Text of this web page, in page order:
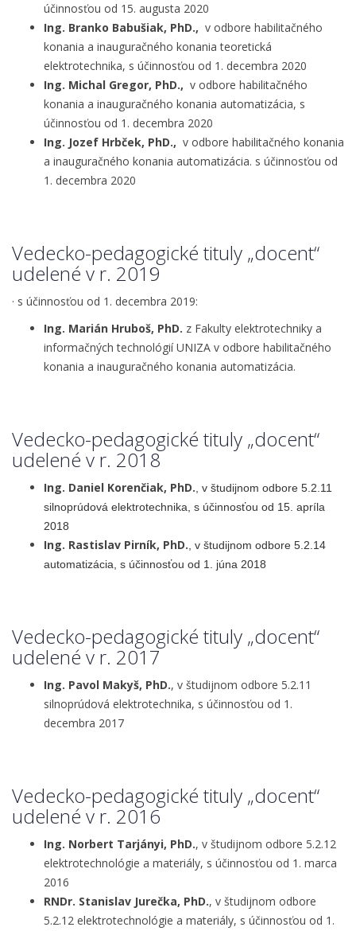
účinnosťou od 15. augusta 2020
Ing. Branko Babušiak, PhD., v odbore habilitačného
konania a inauguračného konania teoretická
elektrotechnika, s účinnosťou od 1. decembra 2020
Ing. Michal Gregor, PhD., v odbore habilitačného
konania a inauguračného konania automatizácia, s
účinnosťou od 1. decembra 2020
Ing. Jozef Hrbček, PhD., v odbore habilitačného konania
a inauguračného konania automatizácia. s účinnosťou od
1. decembra 2020
Vedecko-pedagogické tituly „docent“
udelené v r. 2019
· s účinnosťou od 1. decembra 2019:
Ing. Marián Hruboš, PhD. z Fakulty elektrotechniky a
informačných technológií UNIZA v odbore habilitačného
konania a inauguračného konania automatizácia.
Vedecko-pedagogické tituly „docent“
udelené v r. 2018
Ing. Daniel Korenčiak, PhD. , v študijnom odbore 5.2.11
silnoprúdová elektrotechnika, s účinnosťou od 15. apríla
2018
Ing. Rastislav Pirník, PhD. , v študijnom odbore 5.2.14
automatizácia, s účinnosťou od 1. júna 2018
Vedecko-pedagogické tituly „docent“
udelené v r. 2017
Ing. Pavol Makyš, PhD., v študijnom odbore 5.2.11
silnoprúdová elektrotechnika, s účinnosťou od 1.
decembra 2017
Vedecko-pedagogické tituly „docent“
udelené v r. 2016
Ing. Norbert Tarjányi, PhD., v študijnom odbore 5.2.12
elektrotechnológie a materiály, s účinnosťou od 1. marca
2016
RNDr. Stanislav Jurečka, PhD., v študijnom odbore
5.2.12 elektrotechnológie a materiály, s účinnosťou od 1.